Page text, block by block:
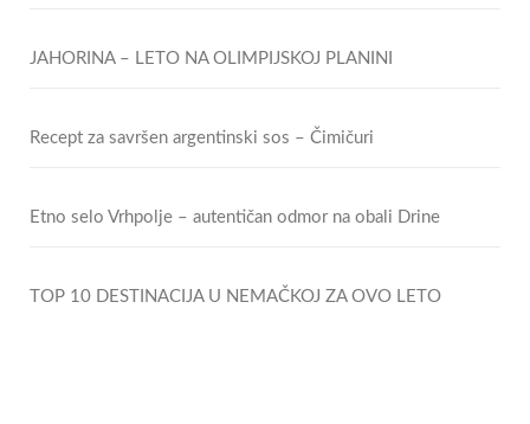
JAHORINA – LETO NA OLIMPIJSKOJ PLANINI
Recept za savršen argentinski sos – Čimičuri
Etno selo Vrhpolje – autentičan odmor na obali Drine
TOP 10 DESTINACIJA U NEMAČKOJ ZA OVO LETO